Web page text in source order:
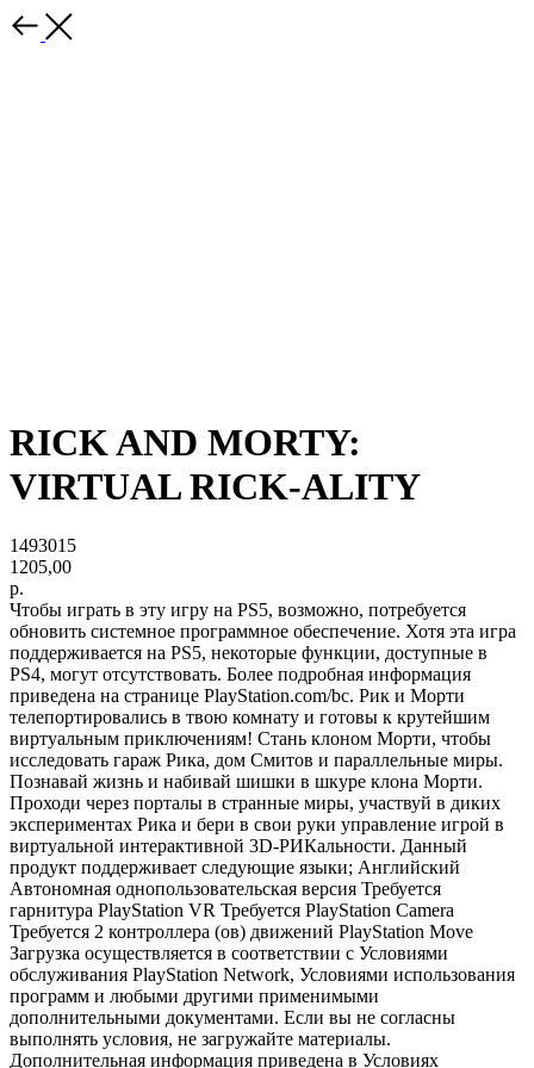
RICK AND MORTY:
VIRTUAL RICK-ALITY
1493015
1205,00
р.
Чтобы играть в эту игру на PS5, возможно, потребуется
обновить системное программное обеспечение. Хотя эта игра
поддерживается на PS5, некоторые функции, доступные в
PS4, могут отсутствовать. Более подробная информация
приведена на странице PlayStation.com/bc. Рик и Морти
телепортировались в твою комнату и готовы к крутейшим
виртуальным приключениям! Стань клоном Морти, чтобы
исследовать гараж Рика, дом Смитов и параллельные миры.
Познавай жизнь и набивай шишки в шкуре клона Морти.
Проходи через порталы в странные миры, участвуй в диких
экспериментах Рика и бери в свои руки управление игрой в
виртуальной интерактивной 3D-РИКальности. Данный
продукт поддерживает следующие языки; Английский
Автономная однопользовательская версия Требуется
гарнитура PlayStation VR Требуется PlayStation Camera
Требуется 2 контроллера (ов) движений PlayStation Move
Загрузка осуществляется в соответствии с Условиями
обслуживания PlayStation Network, Условиями использования
программ и любыми другими применимыми
дополнительными документами. Если вы не согласны
выполнять условия, не загружайте материалы.
Дополнительная информация приведена в Условиях